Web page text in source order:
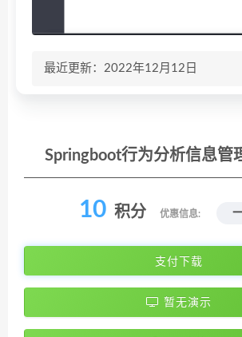
最近更新：2022年12月12日
Springboot行为分析信息管
10 积分 优惠信息:
支付下载
暂无演示